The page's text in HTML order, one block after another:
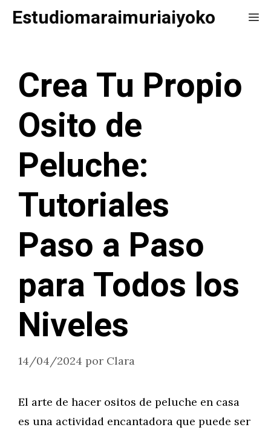
SaltarEstudiomaraimuriaiyoko
Crea Tu Propio
Osito de
Peluche:
Tutoriales
Paso a Paso
para Todos los
Niveles
14/04/2024 por Clara
El arte de hacer ositos de peluche en casa
es una actividad encantadora que puede ser